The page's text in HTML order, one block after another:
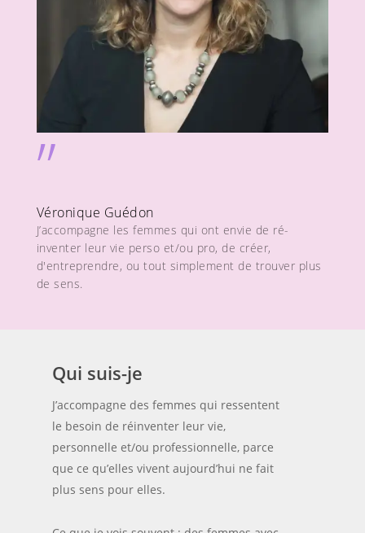
”
Véronique Guédon
J’accompagne les femmes qui ont envie de ré-
inventer leur vie perso et/ou pro, de créer,
d'entreprendre, ou tout simplement de trouver plus
de sens.
Qui suis-je
J’accompagne des femmes qui ressentent
le besoin de réinventer leur vie,
personnelle et/ou professionnelle, parce
que ce qu’elles vivent aujourd’hui ne fait
plus sens pour elles.